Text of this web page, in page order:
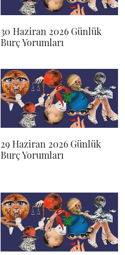
30 Haziran 2026 Günlük
Burç Yorumları
29 Haziran 2026 Günlük
Burç Yorumları